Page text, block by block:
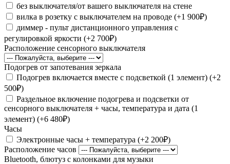
без выключателя/от вашего выключателя на стене
вилка в розетку с выключателем на проводе (+1 900₽)
диммер - пульт дистанционного управления с
регулировкой яркости (+2 700₽)
Расположение сенсорного выключателя
Подогрев от запотевания зеркала
Подогрев включается вместе с подсветкой (1 элемент) (+2
500₽)
Раздельное включение подогрева и подсветки от
сенсорного выключателя + часы, температура и дата (1
элемент) (+6 480₽)
Часы
Электронные часы + температура (+2 200₽)
Расположение часов
Bluetooth, блютуз с колонками для музыки